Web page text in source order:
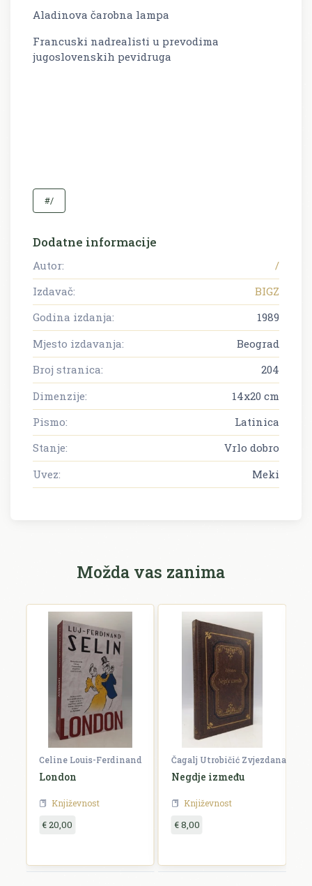
Aladinova čarobna lampa
Francuski nadrealisti u prevodima
jugoslovenskih pevidruga
#/
Dodatne informacije
Autor:
/
Izdavač:
BIGZ
Godina izdanja:
1989
Mjesto izdavanja:
Beograd
Broj stranica:
204
Dimenzije:
14x20 cm
Pismo:
Latinica
Stanje:
Vrlo dobro
Uvez:
Meki
Možda vas zanima
Celine Louis-Ferdinand
London
Književnost
€ 20,00
Čagalj Utrobičić Zvjezdana
Negdje između
Književnost
€ 8,00